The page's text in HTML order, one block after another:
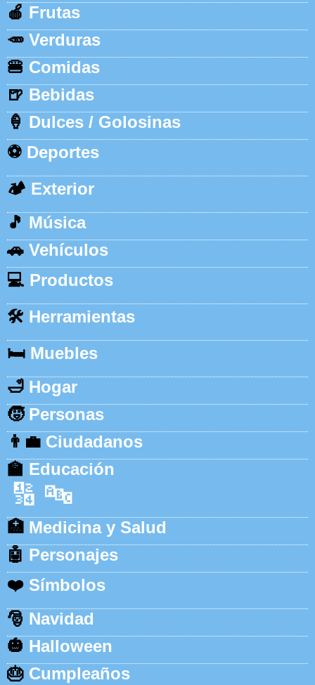
🍎 Frutas
🥕 Verduras
🍔 Comidas
🍺 Bebidas
🍦 Dulces / Golosinas
⚽ Deportes
🏕️ Exterior
🎵 Música
🚗 Vehículos
💻 Productos
🛠️ Herramientas
🛏️ Muebles
🛁 Hogar
🧒 Personas
👨‍💼 Ciudadanos
🏫 Educación
🔢 🔤
🏥 Medicina y Salud
🤖 Personajes
❤️ Símbolos
🎅 Navidad
🎃 Halloween
🎂 Cumpleaños